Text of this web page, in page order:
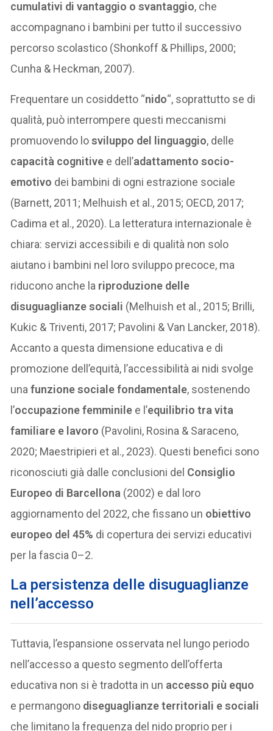
cumulativi di vantaggio o svantaggio, che
accompagnano i bambini per tutto il successivo
percorso scolastico (Shonkoff & Phillips, 2000;
Cunha & Heckman, 2007).
Frequentare un cosiddetto “nido“, soprattutto se di
qualità, può interrompere questi meccanismi
promuovendo losviluppo del linguaggio, delle
capacità cognitive e dell’adattamento socio-
emotivo dei bambini di ogni estrazione sociale
(Barnett, 2011; Melhuish et al., 2015; OECD, 2017;
Cadima et al., 2020). La letteratura internazionale è
chiara: servizi accessibili e di qualità non solo
aiutano i bambini nel loro sviluppo precoce, ma
riducono anche la riproduzione delle
disuguaglianze sociali (Melhuish et al., 2015; Brilli,
Kukic & Triventi, 2017; Pavolini & Van Lancker, 2018).
Accanto a questa dimensione educativa e di
promozione dell’equità, l’accessibilità ai nidi svolge
unafunzione sociale fondamentale, sostenendo
l’occupazione femminile e l’equilibrio tra vita
familiare e lavoro (Pavolini, Rosina & Saraceno,
2020; Maestripieri et al., 2023). Questi benefici sono
riconosciuti già dalle conclusioni del Consiglio
Europeo di Barcellona (2002) e dal loro
aggiornamento del 2022, che fissano un obiettivo
europeo del 45% di copertura dei servizi educativi
per la fascia 0–2.
La persistenza delle disuguaglianze
nell’accesso
Tuttavia, l’espansione osservata nel lungo periodo
nell’accesso a questo segmento dell’offerta
educativa non si è tradotta in un accesso più equo
e permangono diseguaglianze territoriali e sociali
che limitano la frequenza del nido proprio per i